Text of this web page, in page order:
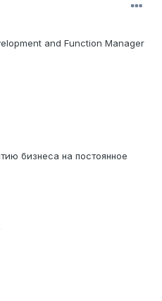
and Function Manager
бизнеса на постоянное